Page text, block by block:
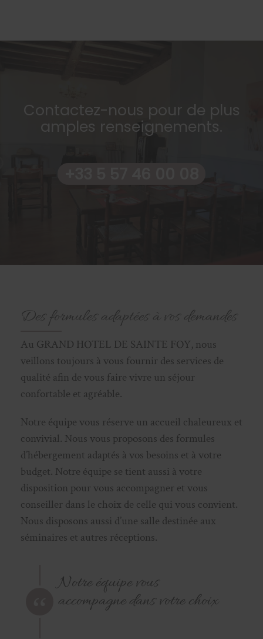
Contactez-nous pour de plus
amples renseignements.
Des formules adaptées à vos demandes
Au GRAND HOTEL DE SAINTE FOY, nous
veillons toujours à vous fournir des services de
qualité afin de vous faire vivre un séjour
confortable et agréable.
Notre équipe vous réserve un accueil chaleureux et
convivial. Nous vous proposons des formules
d’hébergement adaptés à vos besoins et à votre
budget. Notre équipe se tient aussi à votre
disposition pour vous accompagner et vous
conseiller dans le choix de celle qui vous convient.
Nous disposons aussi d’une salle destinée aux
séminaires et autres réceptions.
Notre équipe vous
accompagne dans votre choix